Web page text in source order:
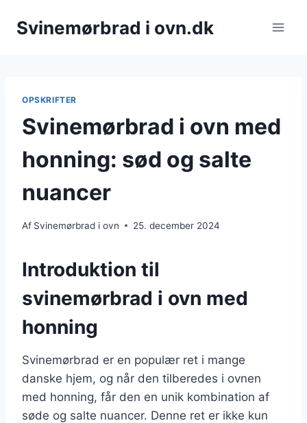
Svinemørbrad i ovn.dk
OPSKRIFTER
Svinemørbrad i ovn med
honning: sød og salte
nuancer
Af Svinemørbrad i ovn 25. december 2024
Introduktion til
svinemørbrad i ovn med
honning
Svinemørbrad er en populær ret i mange
danske hjem, og når den tilberedes i ovnen
med honning, får den en unik kombination af
søde og salte nuancer. Denne ret er ikke kun